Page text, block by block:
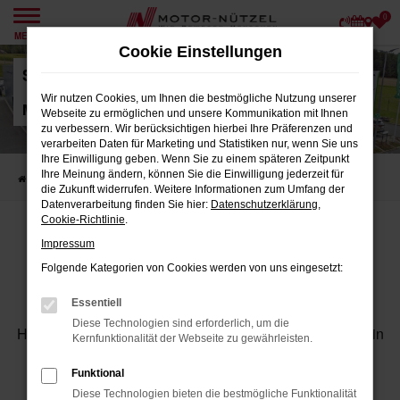
Zum
Hauptinhalt
MENÜ
0
Standort Škoda Hof
Motor-Nützel Vertriebs-GmbH
Startseite Standorte Škoda Hof
MOTOR-NÜTZEL - IHR ŠKODA
Herzlich willkommen bei Ihrer neuen Adresse für Škoda in
Bei Ihrem Škoda Partner in Hof auf dem Gelände des
Cookie Einstellungen
Wir nutzen Cookies, um Ihnen die bestmögliche Nutzung unserer
Webseite zu ermöglichen und unsere Kommunikation mit Ihnen
zu verbessern. Wir berücksichtigen hierbei Ihre Präferenzen und
verarbeiten Daten für Marketing und Statistiken nur, wenn Sie uns
Ihre Einwilligung geben. Wenn Sie zu einem späteren Zeitpunkt
Ihre Meinung ändern, können Sie die Einwilligung jederzeit für
die Zukunft widerrufen. Weitere Informationen zum Umfang der
Datenverarbeitung finden Sie hier: Datenschutzerklärung,
Cookie-Richtlinie.
Impressum
Folgende Kategorien von Cookies werden von uns eingesetzt:
Essentiell
Diese Technologien sind erforderlich, um die
Kernfunktionalität der Webseite zu gewährleisten.
Funktional
Diese Technologien bieten die bestmögliche Funktionalität